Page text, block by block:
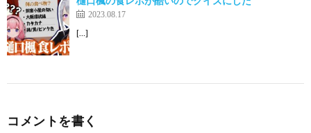
2023.08.17
[…]
コメントを書く